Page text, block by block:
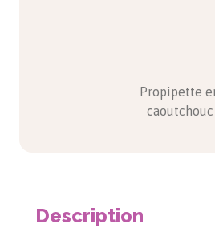
Propipette
caoutchouc
Description